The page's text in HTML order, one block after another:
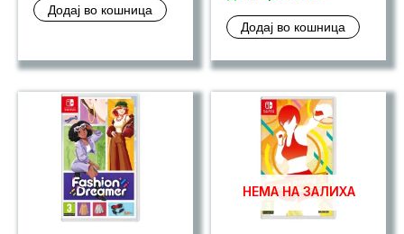
Додај во кошница
Додај во кошница
НЕМА НА ЗАЛИХА